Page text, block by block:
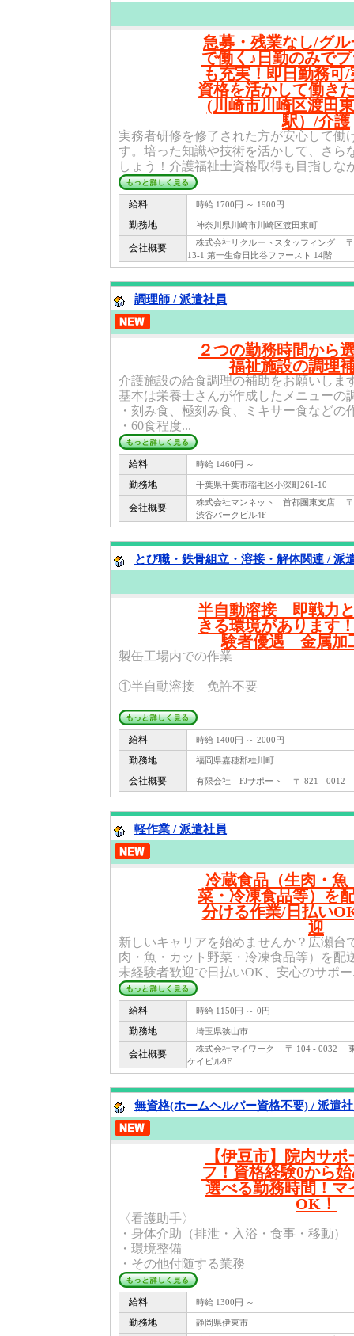
急募・残業なし/グ
で働く♪日勤のみで
も充実！即日勤務可
資格を活かして働き
(川崎市川崎区渡田
駅）/介護
実務者研修を修了された方が安心して働
す。培った知識や技術を活かして、さら
しょう！介護福祉士資格取得も目指しな
給料 時給 1700円 ～ 1900円
勤務地 神奈川県川崎市川崎区渡田東町
会社概要
株式会社リクルートスタッフィング
13-1 第一生命日比谷ファースト 14階
調理師 / 派遣社員
２つの勤務時間から
福祉施設の調理
介護施設の給食調理の補助をお願いしま
基本は栄養士さんが作成したメニューの
・刻み食、極刻み食、ミキサー食などの
・60食程度...
給料 時給 1460円 ～
勤務地 千葉県千葉市稲毛区小深町261-10
会社概要
株式会社マンネット 首都圏東支店
渋谷パークビル4F
とび職・鉄骨組立・溶接・解体関連 / 派
半自動溶接 即戦力
きる環境があります
験者優遇 金属
製缶工場内での作業
①半自動溶接 免許不要
給料 時給 1400円 ～ 2000円
勤務地 福岡県嘉穂郡桂川町
会社概要 有限会社 FJサポート 〒 821 - 0012
軽作業 / 派遣社員
冷蔵食品（生肉・魚
菜・冷凍食品等）を
分ける作業/日払い
迎
新しいキャリアを始めませんか？広瀬台
肉・魚・カット野菜・冷凍食品等）を配
未経験者歓迎で日払いOK、安心のサポー
給料 時給 1150円 ～ 0円
勤務地 埼玉県狭山市
会社概要
株式会社マイワーク 〒 104 - 0032
ケイビル9F
無資格(ホームヘルパー資格不要) / 派遣
【伊豆市】院内サ
フ！資格経験0から
選べる勤務時間！マ
OK！
〈看護助手〉
・身体介助（排泄・入浴・食事・移動）
・環境整備
・その他付随する業務
給料 時給 1300円 ～
勤務地
静岡県伊東市